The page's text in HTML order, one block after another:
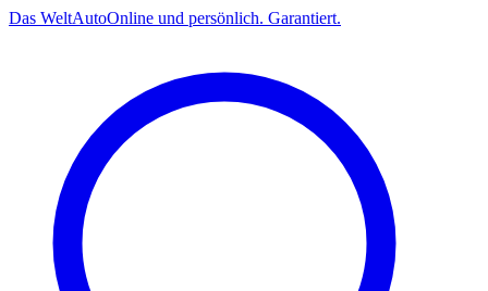
Das WeltAutoOnline und persönlich. Garantiert.